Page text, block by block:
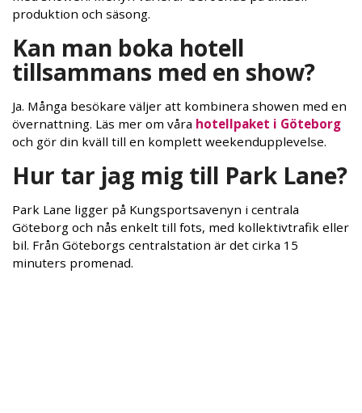
produktion och säsong.
Kan man boka hotell
tillsammans med en show?
Ja. Många besökare väljer att kombinera showen med en
övernattning. Läs mer om våra hotellpaket i Göteborg
och gör din kväll till en komplett weekendupplevelse.
Hur tar jag mig till Park Lane?
Park Lane ligger på Kungsportsavenyn i centrala
Göteborg och nås enkelt till fots, med kollektivtrafik eller
bil. Från Göteborgs centralstation är det cirka 15
minuters promenad.